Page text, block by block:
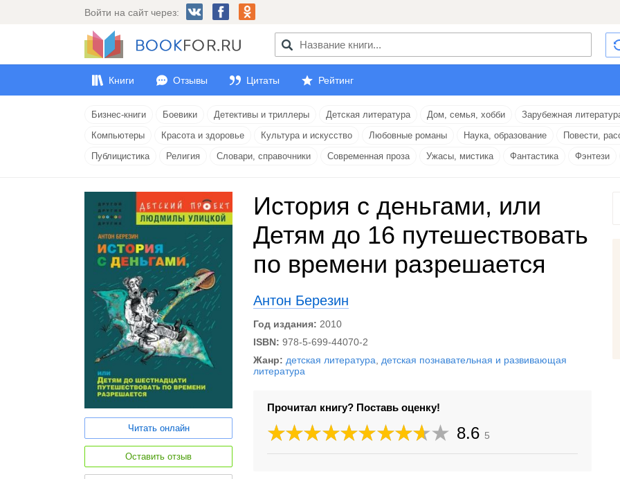
Войти на сайт через:
Книги Отзывы Цитаты Рейтинг
Бизнес-книги Боевики Детективы и триллеры Детская литература Дом, семья, хобби
Зарубежная
Компьютеры
Красота и здоровье Культура и искусство Любовные романы Наука, образование
Повести,
Публицистика
Религия Словари, справочники Современная проза Ужасы, мистика Фантастика Фэнтези
Читать онлайн
Оставить отзыв
История с деньгами, или
Детям до 16 путешествовать
по времени разрешается
Антон Березин
Год издания: 2010
ISBN: 978-5-699-44070-2
Жанр: детская литература
детская познавательная и развивающая
литература
Прочитал книгу? Поставь оценку!
8.6 5